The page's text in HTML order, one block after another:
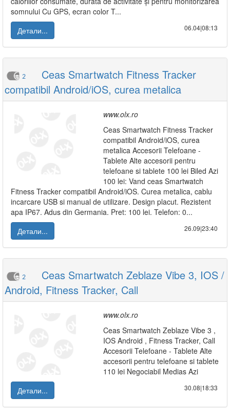
somnului Cu GPS, ecran color T...
Детали...
06.04|08:13
2
Ceas Smartwatch Fitness Tracker
compatibil Android/iOS, curea metalica
www.olx.ro
Ceas Smartwatch Fitness Tracker
compatibil Android/iOS, curea
metalica Accesorii Telefoane -
Tablete Alte accesorii pentru
telefoane si tablete 100 lei Biled Azi
100 lei: Vand ceas Smartwatch
Fitness Tracker compatibil Android/iOS. Curea metalica, cablu
incarcare USB si manual de utilizare. Design placut. Rezistent
apa IP67. Adus din Germania. Pret: 100 lei. Telefon: 0...
Детали...
26.09|23:40
2
Ceas Smartwatch Zeblaze Vibe 3, IOS /
Android, Fitness Tracker, Call
www.olx.ro
Ceas Smartwatch Zeblaze Vibe 3 ,
IOS Android , Fitness Tracker, Call
Accesorii Telefoane - Tablete Alte
accesorii pentru telefoane si tablete
110 lei Negociabil Medias Azi
Детали...
30.08|18:33